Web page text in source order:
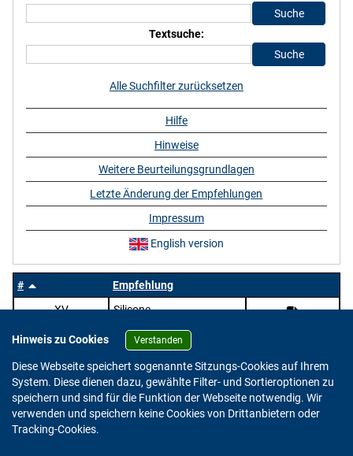
#
Empfehlung
XV
Silicone
Textsuche:
Alle Suchfilter zurücksetzen
Hilfe
Hinweise
Weitere Beurteilungsgrundlagen
Letzte Änderung der Empfehlungen
Impressum
English version
Hinweis zu Cookies Verstanden
Diese Webseite speichert sogenannte Sitzungs-Cookies auf Ihrem
System. Diese dienen dazu, gewählte Filter- und Sortieroptionen zu
speichern und sind für die Funktion der Webseite notwendig. Wir
verwenden und speichern keine Cookies von Drittanbietern oder
Tracking-Cookies.